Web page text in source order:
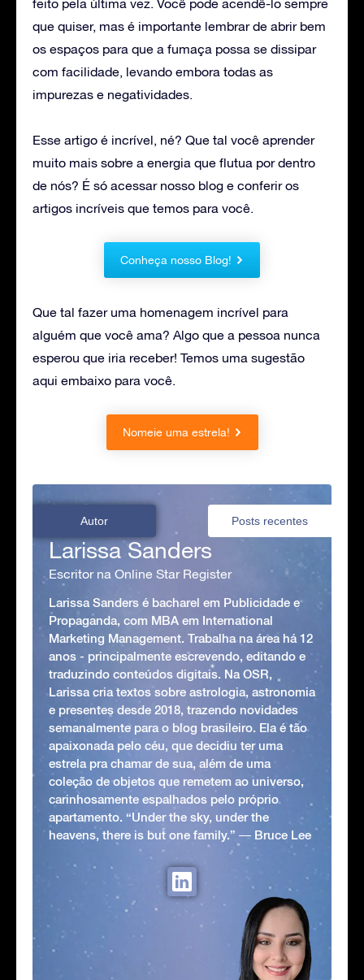
feito pela última vez. Você pode acendê-lo sempre
que quiser, mas é importante lembrar de abrir bem
os espaços para que a fumaça possa se dissipar
com facilidade, levando embora todas as
impurezas e negatividades.
Esse artigo é incrível, né? Que tal você aprender
muito mais sobre a energia que flutua por dentro
de nós? É só acessar nosso blog e conferir os
artigos incríveis que temos para você.
Conheça nosso Blog!
Que tal fazer uma homenagem incrível para
alguém que você ama? Algo que a pessoa nunca
esperou que iria receber! Temos uma sugestão
aqui embaixo para você.
Nomeie uma estrela!
Autor Posts recentes
Larissa Sanders
Escritor na Online Star Register
Larissa Sanders é bacharel em Publicidade e
Propaganda, com MBA em International
Marketing Management. Trabalha na área há 12
anos - principalmente escrevendo, editando e
traduzindo conteúdos digitais. Na OSR,
Larissa cria textos sobre astrologia, astronomia
e presentes desde 2018, trazendo novidades
semanalmente para o blog brasileiro. Ela é tão
apaixonada pelo céu, que decidiu ter uma
estrela pra chamar de sua, além de uma
coleção de objetos que remetem ao universo,
carinhosamente espalhados pelo próprio
apartamento. “Under the sky, under the
heavens, there is but one family.” ― Bruce Lee